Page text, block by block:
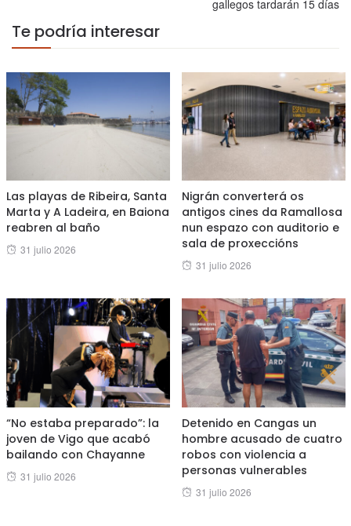
gallegos tardarán 15 días
Te podría interesar
Las playas de Ribeira, Santa
Marta y A Ladeira, en Baiona
reabren al baño
Posted
31 julio 2026
Nigrán converterá os
antigos cines da Ramallosa
nun espazo con auditorio e
sala de proxeccións
Posted
31 julio 2026
“No estaba preparado”: la
joven de Vigo que acabó
bailando con Chayanne
Posted
31 julio 2026
Detenido en Cangas un
hombre acusado de cuatro
robos con violencia a
personas vulnerables
Posted
31 julio 2026